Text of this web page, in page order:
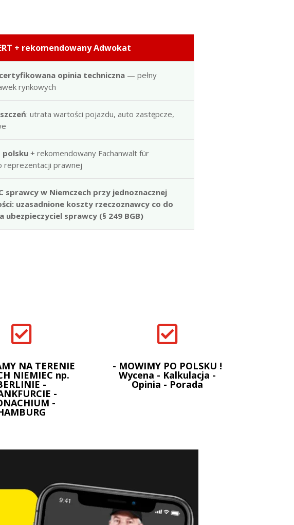
+ rekomendowany Adwokat
opinia techniczna — pełny
rynkowych
: utrata wartości pojazdu, auto zastępcze,
polsku+ rekomendowany Fachanwalt für
reprezentacji prawnej
sprawcy w Niemczech przy jednoznacznej
uzasadnione koszty rzeczoznawcy co do
ubezpieczyciel sprawcy (§ 249 BGB)

NA TERENIE
NIEMIEC np.
-
-
-

- MOWIMY PO POLSKU !
Wycena - Kalkulacja -
Opinia - Porada